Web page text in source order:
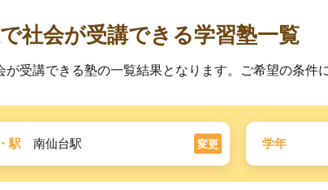
社会が受講できる学習塾一覧
が受講できる塾の一覧結果となります。ご希望の条件
駅 南仙台駅 変更 学年